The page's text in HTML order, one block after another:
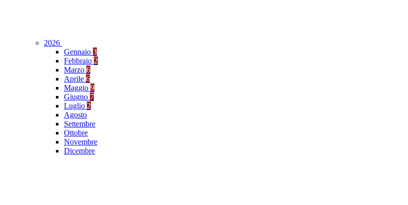
2026
Gennaio 3
Febbraio 2
Marzo 6
Aprile 6
Maggio 9
Giugno 7
Luglio 2
Agosto
Settembre
Ottobre
Novembre
Dicembre